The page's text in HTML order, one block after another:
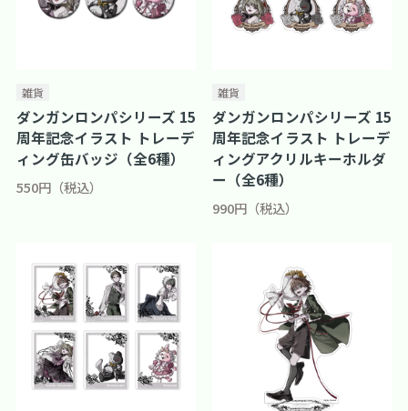
雑貨
ダンガンロンパシリーズ 15
周年記念イラスト トレーデ
ィング缶バッジ（全6種）
550円（税込）
雑貨
ダンガンロンパシリーズ 15
周年記念イラスト トレーデ
ィングアクリルキーホルダ
ー（全6種）
990円（税込）